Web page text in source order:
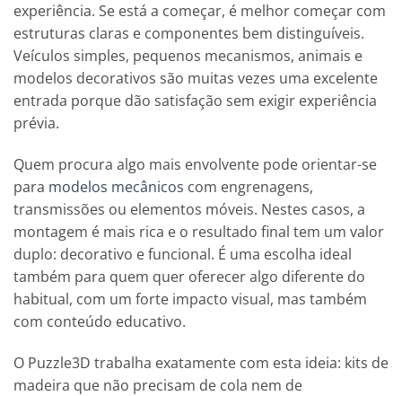
experiência. Se está a começar, é melhor começar com
estruturas claras e componentes bem distinguíveis.
Veículos simples, pequenos mecanismos, animais e
modelos decorativos são muitas vezes uma excelente
entrada porque dão satisfação sem exigir experiência
prévia.
Quem procura algo mais envolvente pode orientar-se
para modelos mecânicos com engrenagens,
transmissões ou elementos móveis. Nestes casos, a
montagem é mais rica e o resultado final tem um valor
duplo: decorativo e funcional. É uma escolha ideal
também para quem quer oferecer algo diferente do
habitual, com um forte impacto visual, mas também
com conteúdo educativo.
O Puzzle3D trabalha exatamente com esta ideia: kits de
madeira que não precisam de cola nem de